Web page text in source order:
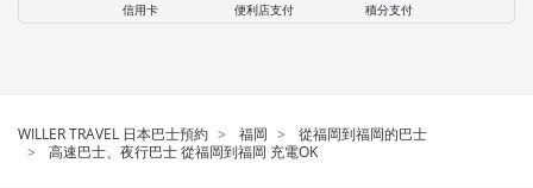
信用卡 便利店支付 積分支付
WILLER TRAVEL 日本巴士預約 福岡
從福岡到福岡的巴士
高速巴士、夜行巴士 從福岡到福岡 充電OK